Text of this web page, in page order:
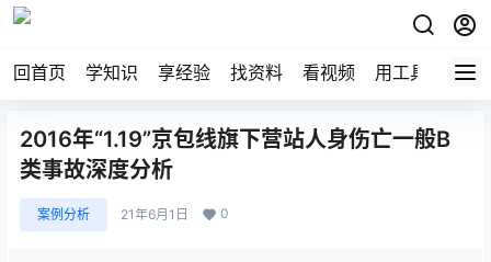
回首页 学知识 享经验 找资料 看视频 用工具 论技
2016年“1.19”京包线旗下营站人身伤亡一般B
类事故深度分析
案例分析 21年6月1日 0